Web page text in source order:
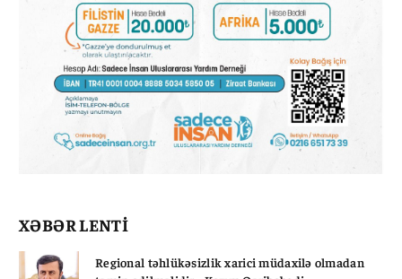
XƏBƏR LENTİ
Regional təhlükəsizlik xarici müdaxilə olmadan